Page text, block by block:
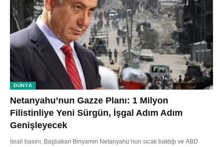
DÜNYA
Netanyahu’nun Gazze Planı: 1 Milyon
Filistinliye Yeni Sürgün, İşgal Adım Adım
Genişleyecek
İsrail basını, Başbakan Binyamin Netanyahu’nun sıcak baktığı ve ABD